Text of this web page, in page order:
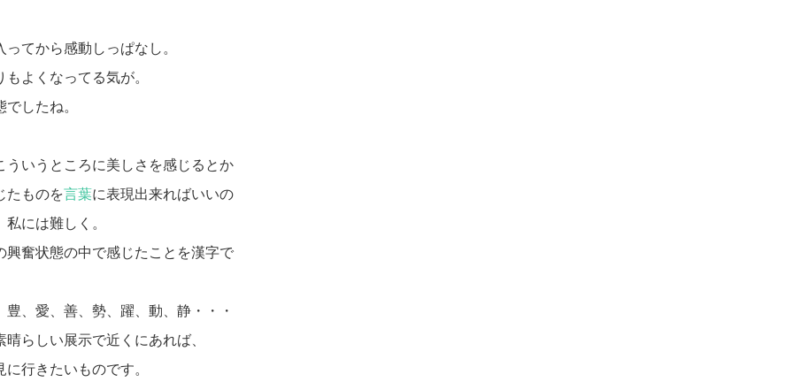
ってから感動しっぱなし。
よくなってる気が。
したね。
ういうところに美しさを感じるとか
たものを言葉に表現出来ればいいの
には難しく。
興奮状態の中で感じたことを漢字で
豊、愛、善、勢、躍、動、静・・・
晴らしい展示で近くにあれば、
行きたいものです。